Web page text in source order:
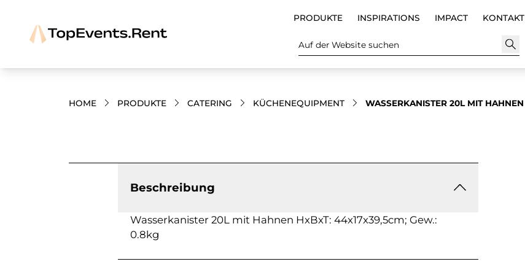
PRODUKTE INSPIRATIONS IMPACT KONTAKT
Auf der Website suchen
HOME PRODUKTE CATERING KÜCHENEQUIPMENT WASSERKANISTER 20L MIT HAHNEN
Beschreibung
Wasserkanister 20L mit Hahnen HxBxT: 44x17x39,5cm; Gew.:
0.8kg